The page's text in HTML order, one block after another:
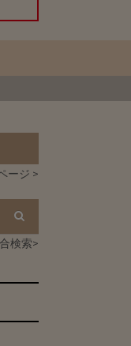
ージ >
検索>